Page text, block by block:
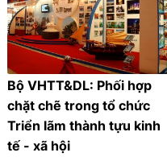
Bộ VHTT&DL: Phối hợp
chặt chẽ trong tổ chức
Triển lãm thành tựu kinh
tế - xã hội